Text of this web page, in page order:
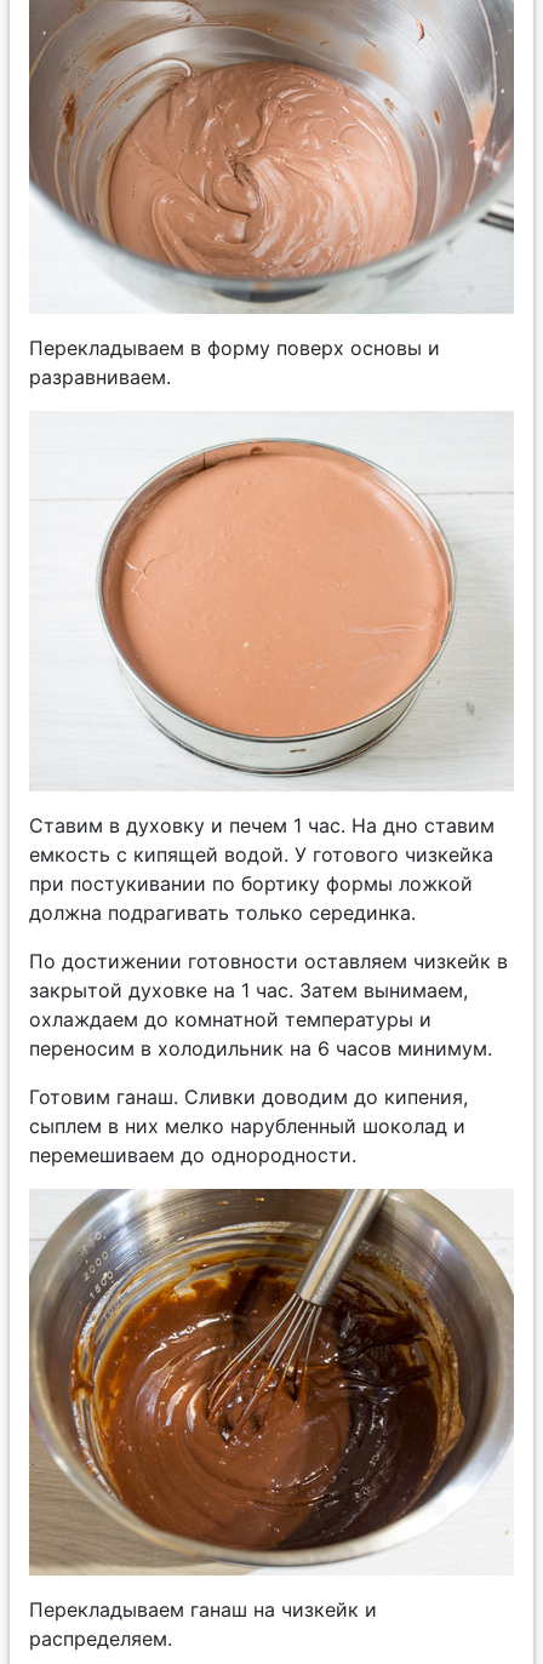
Перекладываем в форму поверх основы и
разравниваем.
Ставим в духовку и печем 1 час. На дно ставим
емкость с кипящей водой. У готового чизкейка
при постукивании по бортику формы ложкой
должна подрагивать только серединка.
По достижении готовности оставляем чизкейк в
закрытой духовке на 1 час. Затем вынимаем,
охлаждаем до комнатной температуры и
переносим в холодильник на 6 часов минимум.
Готовим ганаш. Сливки доводим до кипения,
сыплем в них мелко нарубленный шоколад и
перемешиваем до однородности.
Перекладываем ганаш на чизкейк и
распределяем.